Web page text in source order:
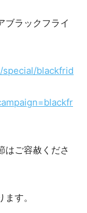
ブラックフライ
special/blackfrid
はご容赦くださ
す。